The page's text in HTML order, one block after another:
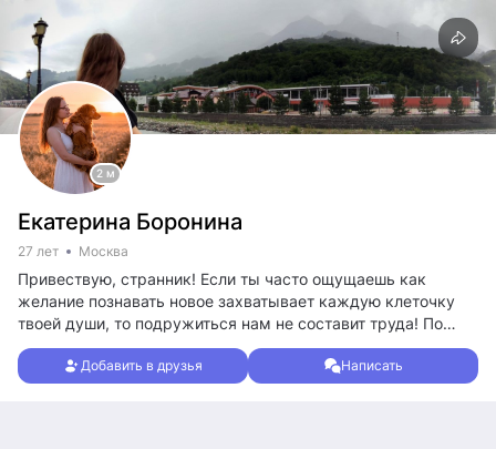
2 м
Екатерина Боронина
27 лет Москва
Привествую, странник! Если ты часто ощущаешь как
желание познавать новое захватывает каждую клеточку
твоей души, то подружиться нам не составит труда! По
жизни я интроверт, люблю уединение, но жажда новых
впечатлений никогда не спит во мне. Люблю природу и моя
душа стремится к ней. Люблю искусство, вино,
Добавить в друзья Написать